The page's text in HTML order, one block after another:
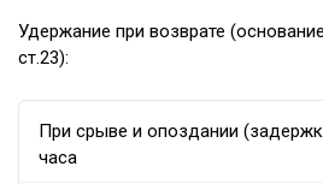
Удержание при возврате
ст.23):
При срыве и опоздании
часа